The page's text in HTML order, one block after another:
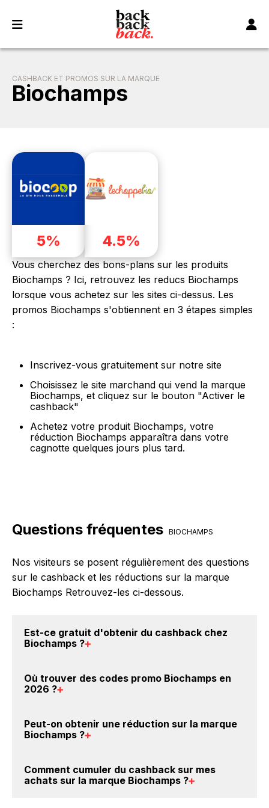
CASHBACK ET PROMOS SUR LA MARQUE
Biochamps
5% 4.5%
Vous cherchez des bons-plans sur les produits
Biochamps ? Ici, retrouvez les reducs Biochamps
lorsque vous achetez sur les sites ci-dessus. Les
promos Biochamps s'obtiennent en 3 étapes simples
:
Inscrivez-vous gratuitement sur notre site
Choisissez le site marchand qui vend la marque
Biochamps, et cliquez sur le bouton "Activer le
cashback"
Achetez votre produit Biochamps, votre
réduction Biochamps apparaîtra dans votre
cagnotte quelques jours plus tard.
Questions fréquentes BIOCHAMPS
Nos visiteurs se posent régulièrement des questions
sur le cashback et les réductions sur la marque
Biochamps Retrouvez-les ci-dessous.
Est-ce gratuit d'obtenir du cashback chez
Biochamps ?
compte gratuitement pour cumuler vos réductions
Biochamps.
Où trouver des codes promo Biochamps en
2026 ?
promo sur les produits Biochamps. Choisissez un site
e-commerce ci-dessus et découvrez si des
Peut-on obtenir une réduction sur la marque
Biochamps ?
crédités sur votre cagnotte BackBackBack lorsque
vous achetez des produits de la marque Biochamps
Comment cumuler du cashback sur mes
achats sur la marque Biochamps ?